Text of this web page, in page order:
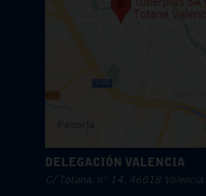
DELEGACIÓN VALENCIA
C/ Totana, nº 14. 46018 Valencia.